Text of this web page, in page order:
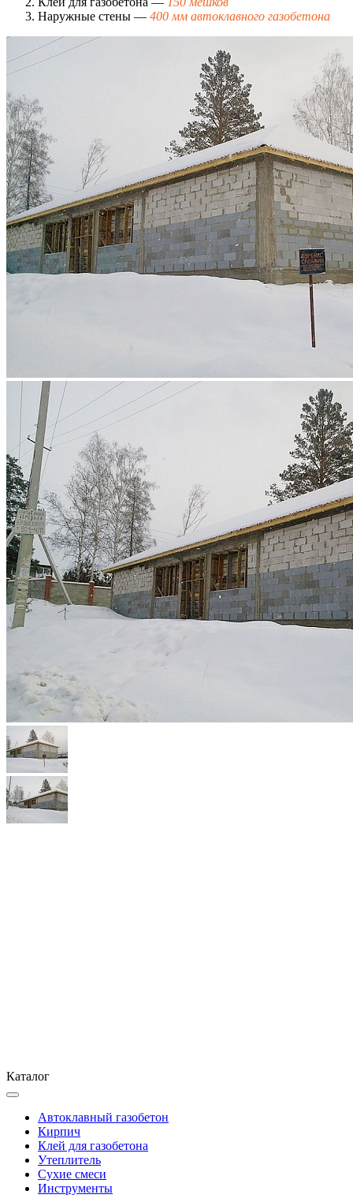
Наружные стены — 400 мм автоклавного газобетона
Каталог
Автоклавный газобетон
Кирпич
Клей для газобетона
Утеплитель
Сухие смеси
Инструменты